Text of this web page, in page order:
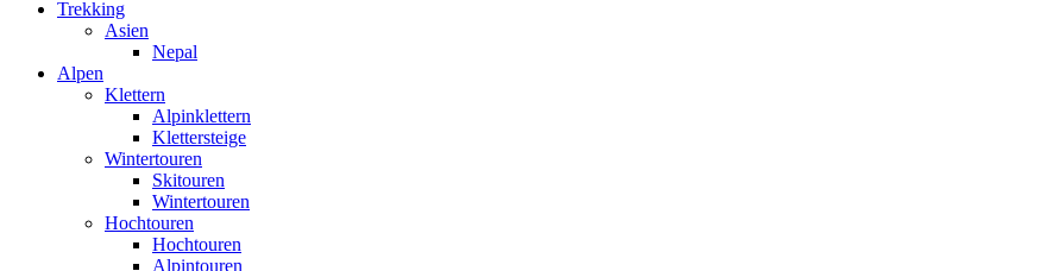
Trekking
Asien
Nepal
Alpen
Klettern
Alpinklettern
Klettersteige
Wintertouren
Skitouren
Wintertouren
Hochtouren
Hochtouren
Alpintouren